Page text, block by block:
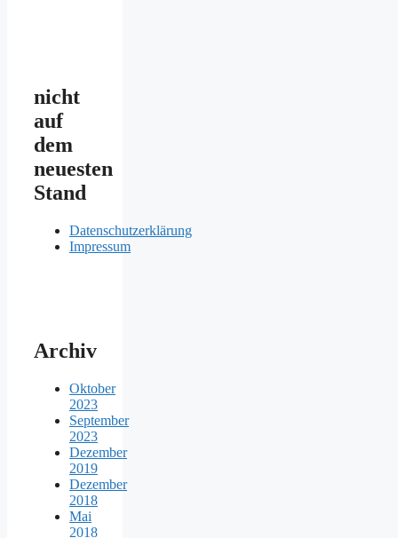
nicht
auf
dem
neuesten
Stand
Datenschutzerklärung
Impressum
Archiv
Oktober
2023
September
2023
Dezember
2019
Dezember
2018
Mai
2018